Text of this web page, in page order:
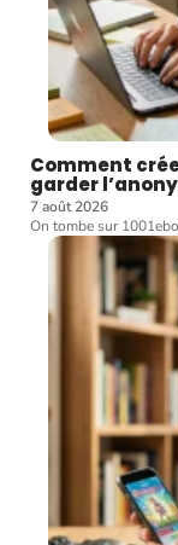
Comment
garder
7 août 2026
On tombe sur